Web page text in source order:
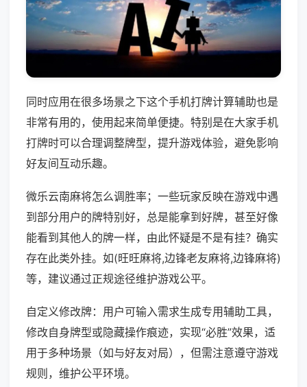
同时应用在很多场景之下这个手机打牌计算辅助也是
非常有用的，使用起来简单便捷。特别是在大家手机
打牌时可以合理调整牌型，提升游戏体验，避免影响
好友间互动乐趣。
微乐云南麻将怎么调胜率；一些玩家反映在游戏中遇
到部分用户的牌特别好，总是能拿到好牌，甚至好像
能看到其他人的牌一样，由此怀疑是不是有挂？确实
存在此类外挂。如(旺旺麻将,边锋老友麻将,边锋麻将)
等，建议通过正规途径维护游戏公平。
自定义修改牌：用户可输入需求生成专用辅助工具，
修改自身牌型或隐藏操作痕迹，实现“必胜”效果，适
用于多种场景（如与好友对局），但需注意遵守游戏
规则，维护公平环境。